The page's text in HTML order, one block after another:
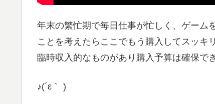
年末の繁忙期で毎日仕事が忙しく、ゲーム
ことを考えたらここでもう購入してスッキ
臨時収入的なものがあり購入予算は確保で
♪(´ε｀ )